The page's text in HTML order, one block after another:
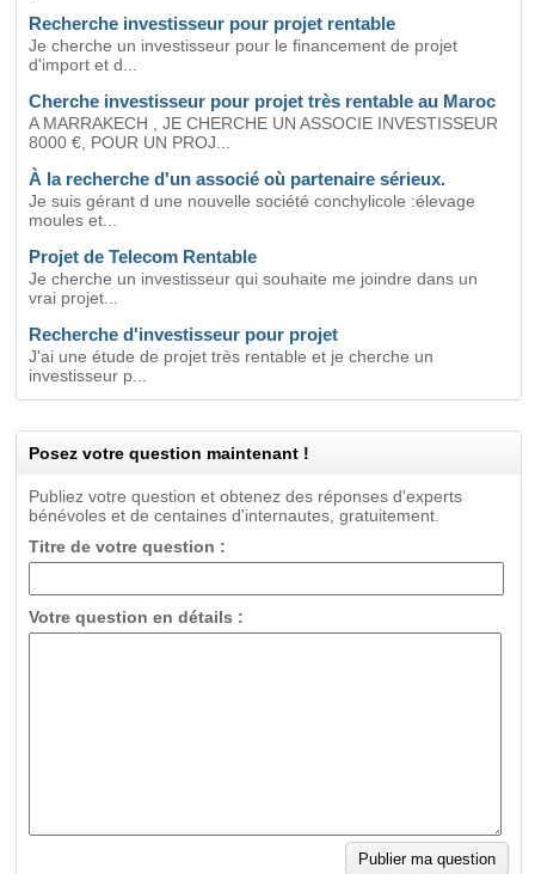
Recherche investisseur pour projet rentable
Je cherche un investisseur pour le financement de projet
d'import et d...
Cherche investisseur pour projet très rentable au Maroc
A MARRAKECH , JE CHERCHE UN ASSOCIE INVESTISSEUR
8000 €, POUR UN PROJ...
À la recherche d'un associé où partenaire sérieux.
Je suis gérant d une nouvelle société conchylicole :élevage
moules et...
Projet de Telecom Rentable
Je cherche un investisseur qui souhaite me joindre dans un
vrai projet...
Recherche d'investisseur pour projet
J'ai une étude de projet très rentable et je cherche un
investisseur p...
Posez votre question maintenant !
Publiez votre question et obtenez des réponses d'experts
bénévoles et de centaines d'internautes, gratuitement.
Titre de votre question :
Votre question en détails :